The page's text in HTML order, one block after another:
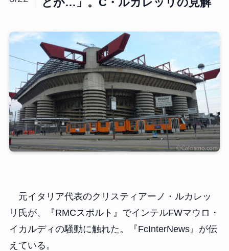
元イタリア代表のクリスティアーノ・ルカレッ
リ氏が、『RMCスポルト』でインテルFWマウロ・
イカルディの騒動に触れた。『FcInterNews』が伝
えている。